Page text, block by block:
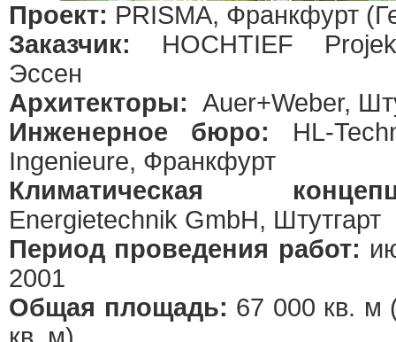
Проект: PRISMA, Франкфурт
Заказчик: HOCHTIEF
Эссен
Архитекторы: Auer+Weber,
Инженерное бюро: HL-
Ingenieure, Франкфурт
Климатическая
Energietechnik GmbH, Штутгарт
Период проведения работ:
2001
Общая площадь: 67 000 кв. м